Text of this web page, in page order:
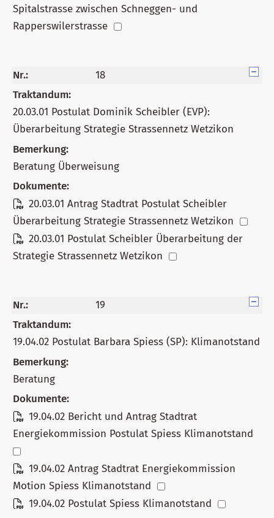
Spitalstrasse zwischen Schneggen- und
Rapperswilerstrasse
Nr.:
18
Traktandum:
20.03.01 Postulat Dominik Scheibler (EVP):
Überarbeitung Strategie Strassennetz Wetzikon
Bemerkung:
Beratung Überweisung
Dokumente:
20.03.01 Antrag Stadtrat Postulat Scheibler
Überarbeitung Strategie Strassennetz Wetzikon
20.03.01 Postulat Scheibler Überarbeitung der
Strategie Strassennetz Wetzikon
Nr.:
19
Traktandum:
19.04.02 Postulat Barbara Spiess (SP): Klimanotstand
Bemerkung:
Beratung
Dokumente:
19.04.02 Bericht und Antrag Stadtrat
Energiekommission Postulat Spiess Klimanotstand
19.04.02 Antrag Stadtrat Energiekommission
Motion Spiess Klimanotstand
19.04.02 Postulat Spiess Klimanotstand